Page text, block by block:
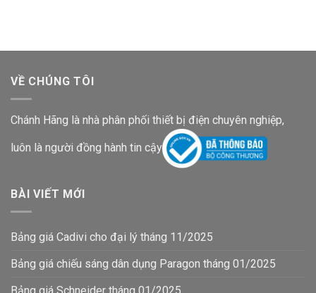
VỀ CHÚNG TÔI
Chánh Hãng là nhà phân phối thiết bị điện chuyên nghiệp,
luôn là người đồng hành tin cậy
BÀI VIẾT MỚI
Bảng giá Cadivi cho đại lý tháng 11/2025
Bảng giá chiếu sáng dân dụng Paragon tháng 01/2025